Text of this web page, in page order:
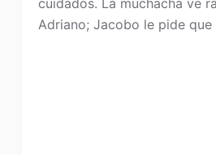
cuidados. La muchacha ve
Adriano; Jacobo le pide que